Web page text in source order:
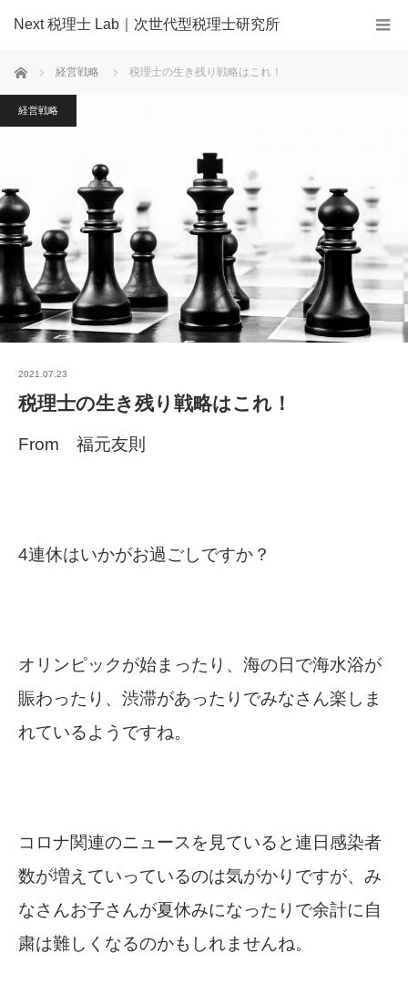
Next 税理士 Lab｜次世代型税理士研究所
ホーム 経営戦略 税理士の生き残り戦略はこれ！
経営戦略
2021.07.23
税理士の生き残り戦略はこれ！
From 福元友則
4連休はいかがお過ごしですか？
オリンピックが始まったり、海の日で海水浴が
賑わったり、渋滞があったりでみなさん楽しま
れているようですね。
コロナ関連のニュースを見ていると連日感染者
数が増えていっているのは気がかりですが、み
なさんお子さんが夏休みになったりで余計に自
粛は難しくなるのかもしれませんね。